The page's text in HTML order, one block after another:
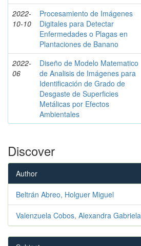
2022-
10-10
Procesamiento de Imágenes
Digitales para Detectar
Enfermedades o Plagas en
Plantaciones de Banano
2022-
06
Diseño de Modelo Matematico
de Analisis de Imágenes para
Identificación de Grado de
Desgaste de Superficies
Metálicas por Efectos
Ambientales
Discover
Author
Beltrán Abreo, Holguer Miguel
Valenzuela Cobos, Alexandra Gabriela